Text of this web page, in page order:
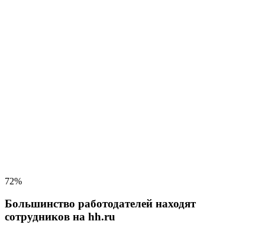
72%
Большинство работодателей находят
сотрудников на hh.ru